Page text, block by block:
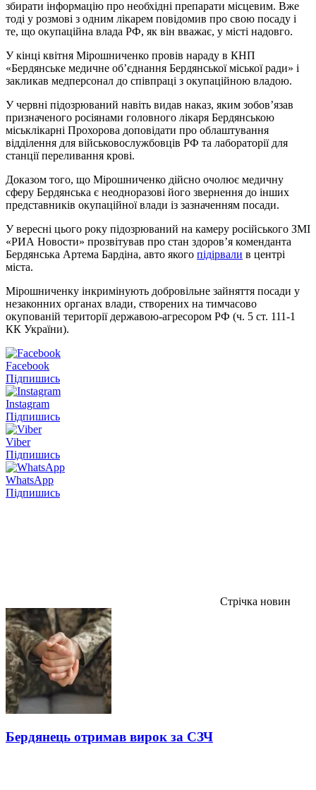
збирати інформацію про необхідні препарати місцевим. Вже
тоді у розмові з одним лікарем повідомив про свою посаду і
те, що окупаційна влада РФ, як він вважає, у місті надовго.
У кінці квітня Мірошниченко провів нараду в КНП
«Бердянське медичне об’єднання Бердянської міської ради» і
закликав медперсонал до співпраці з окупаційною владою.
У червні підозрюваний навіть видав наказ, яким зобов’язав
призначеного росіянами головного лікаря Бердянською
міськлікарні Прохорова доповідати про облаштування
відділення для військовослужбовців РФ та лабораторії для
станції переливання крові.
Доказом того, що Мірошниченко дійсно очолює медичну
сферу Бердянська є неодноразові його звернення до інших
представників окупаційної влади із зазначенням посади.
У вересні цього року підозрюваний на камеру російського ЗМІ
«РИА Новости» прозвітував про стан здоров’я коменданта
Бердянська Артема Бардіна, авто якого підірвали в центрі
міста.
Мірошниченку інкримінують добровільне зайняття посади у
незаконних органах влади, створених на тимчасово
окупованій території державою-агресором РФ (ч. 5 ст. 111-1
КК України).
Facebook
Підпишись
Instagram
Підпишись
Viber
Підпишись
WhatsApp
Підпишись
Стрічка новин
Бердянець отримав вирок за СЗЧ